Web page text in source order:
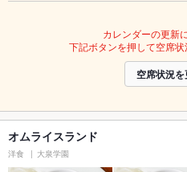
カレンダーの更新
下記ボタンを押して空席状
空席状況
オムライスランド
洋食 大泉学園